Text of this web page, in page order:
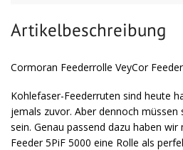
Artikelbeschreibung
Cormoran Feederrolle VeyCor
Kohlefaser-Feederruten sind heute
jemals zuvor. Aber dennoch
sein. Genau passend dazu haben
Feeder 5PiF 5000 eine Rolle als